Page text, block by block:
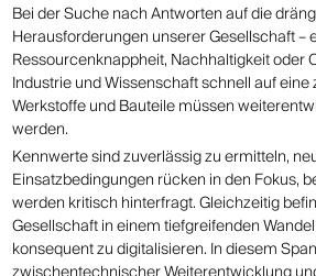
Bei der Suche nach Antworten auf die
Herausforderungen unserer Gesellschaft –
Ressourcenknappheit, Nachhaltigkeit oder
Industrie und Wissenschaft schnell auf eine
Werkstoffe und Bauteile müssen
werden.
Kennwerte sind zuverlässig zu ermitteln,
Einsatzbedingungen rücken in den Fokus,
werden kritisch hinterfragt. Gleichzeitig
Gesellschaft in einem tiefgreifenden
konsequent zu digitalisieren. In diesem